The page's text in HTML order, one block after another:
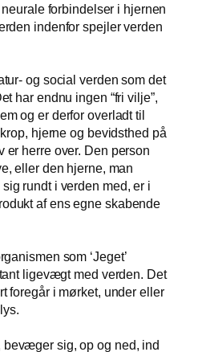
forbindelser i hjernen
indenfor spejler verden
og social verden som det
har endnu ingen “fri vilje”,
og er derfor overladt til
hjerne og bevidsthed på
er herre over. Den person
eller den hjerne, man
rundt i verden med, er i
af ens egne skabende
som ‘Jeget’
ligevægt med verden. Det
foregår i mørket, under eller
bevæger sig, op og ned, ind